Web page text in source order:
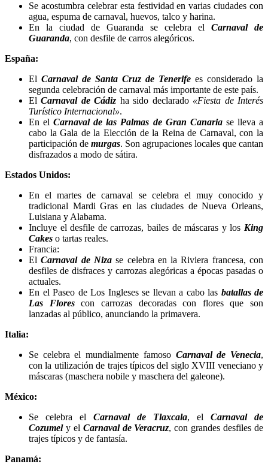
Se acostumbra celebrar esta festividad en varias ciudades con
agua, espuma de carnaval, huevos, talco y harina.
En la ciudad de Guaranda se celebra el Carnaval de
Guaranda, con desfile de carros alegóricos.
España:
El Carnaval de Santa Cruz de Tenerife es considerado la
segunda celebración de carnaval más importante de este país.
ElCarnaval de Cádiz ha sido declarado «Fiesta de Interés
Turístico Internacional».
En elCarnaval de las Palmas de Gran Canariase lleva a
cabo la Gala de la Elección de la Reina de Carnaval, con la
participación de murgas. Son agrupaciones locales que cantan
disfrazados a modo de sátira.
Estados Unidos:
En el martes de carnaval se celebra el muy conocido y
tradicional Mardi Gras en las ciudades de Nueva Orleans,
Luisiana y Alabama.
Incluye el desfile de carrozas, bailes de máscaras y los King
Cakes o tartas reales.
Francia:
ElCarnaval de Nizase celebra en la Riviera francesa, con
desfiles de disfraces y carrozas alegóricas a épocas pasadas o
actuales.
En el Paseo de Los Ingleses se llevan a cabo las batallas de
Las Florescon carrozas decoradas con flores que son
lanzadas al público, anunciando la primavera.
Italia:
Se celebra el mundialmente famoso Carnaval de Venecia,
con la utilización de trajes típicos del siglo XVIII veneciano y
máscaras (maschera nobile y maschera del galeone).
México:
Se celebra el Carnaval de Tlaxcala, el Carnaval de
Cozumel y el Carnaval de Veracruz, con grandes desfiles de
trajes típicos y de fantasía.
Panamá: